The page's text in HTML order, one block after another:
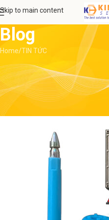
Skip to main content
Blog
Home TIN TỨC
Mua seal cối
HCM?
On